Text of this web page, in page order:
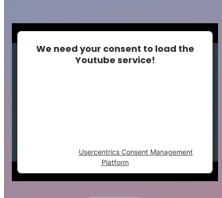
We need your consent to load the
Youtube service!
Usercentrics Consent Management
Platform